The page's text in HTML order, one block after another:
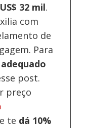
32 mil.
com
de
Para
post.
preço
te dá 10%